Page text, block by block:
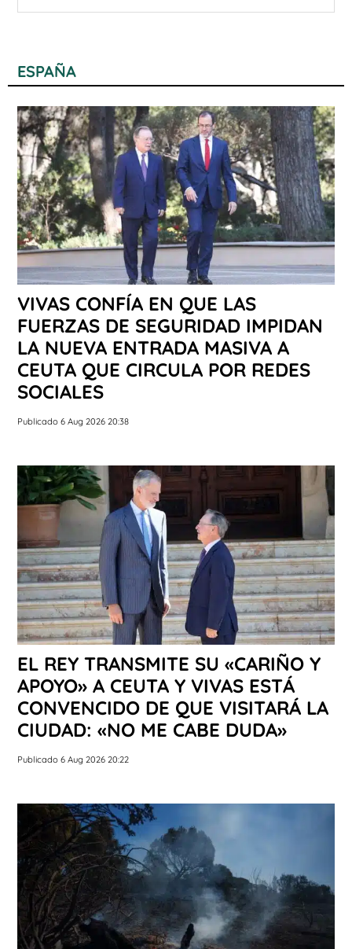
ESPAÑA
VIVAS CONFÍA EN QUE LAS
FUERZAS DE SEGURIDAD IMPIDAN
LA NUEVA ENTRADA MASIVA A
CEUTA QUE CIRCULA POR REDES
SOCIALES
Publicado 6 Aug 2026 20:38
EL REY TRANSMITE SU «CARIÑO Y
APOYO» A CEUTA Y VIVAS ESTÁ
CONVENCIDO DE QUE VISITARÁ LA
CIUDAD: «NO ME CABE DUDA»
Publicado 6 Aug 2026 20:22